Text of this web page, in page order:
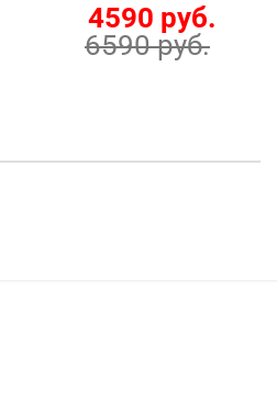
4590 руб.
6590 руб.